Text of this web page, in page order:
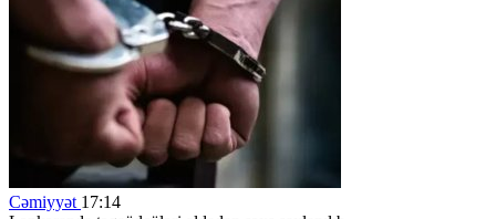
Cəmiyyət 17:14